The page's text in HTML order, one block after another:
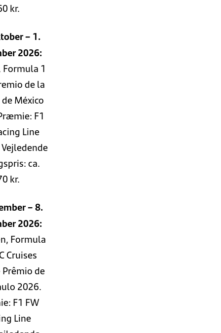
kr.
– 1.
2026:
Formula 1
de la
México
F1
Line
ca.
kr.
– 8.
2026:
Formula
Cruises
Prêmio de
2026.
F1 FW
Line